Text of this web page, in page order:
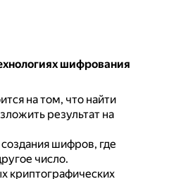
шифрования
на том, что найти
результат на
шифров, где
число.
криптографических